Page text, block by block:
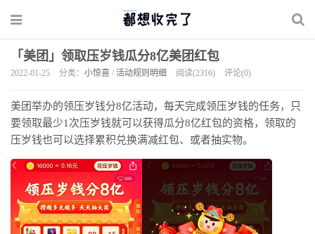
「美团」领取压岁钱瓜分8亿美团红包
2022-01-25 分类： 小惊喜 / 活动规则明细 阅读(2316) 评论(0)
美团举办的领压岁钱分8亿活动，每天完成领压岁钱的任务，只
要领取最少1次压岁钱就可以获得瓜分8亿红包的资格，领取的
压岁钱也可以选择累积兑换满减红包、或者抽实物。